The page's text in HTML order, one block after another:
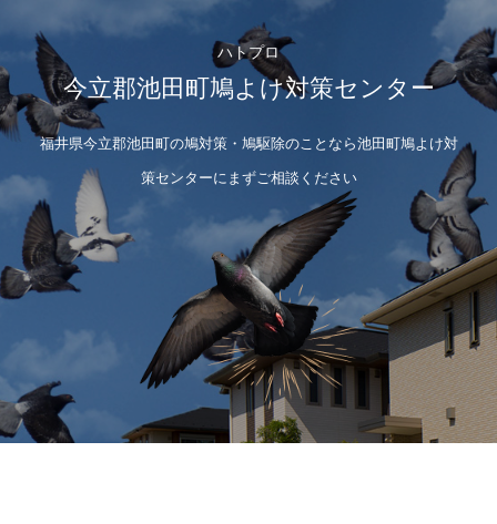
ハトプロ
今立郡池田町鳩よけ対策センター
福井県今立郡池田町の鳩対策・鳩駆除のことなら池田町鳩よけ対
策センターにまずご相談ください